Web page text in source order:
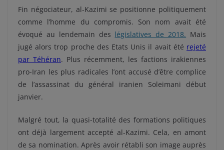
Fin négociateur, al-Kazimi se positionne politiquement
comme l’homme du compromis. Son nom avait été
évoqué au lendemain des législatives de 2018. Mais
jugé alors trop proche des Etats Unis il avait été rejeté
par Téhéran. Plus récemment, les factions irakiennes
pro-Iran les plus radicales l’ont accusé d’être complice
de l’assassinat du général iranien Soleimani début
janvier.
Malgré tout, la quasi-totalité des formations politiques
ont déjà largement accepté al-Kazimi. Cela, en amont
de sa nomination. Après avoir rétabli son image auprès